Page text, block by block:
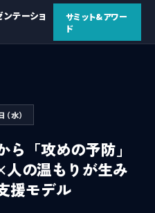
テーショ
サミット&アワー
ド
水）
ら「攻めの予防」
の温もりが生み
援モデル